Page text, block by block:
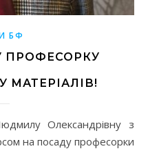
БФ
ПРОФЕСОРКУ
МАТЕРІАЛІВ!
на посаду професорки